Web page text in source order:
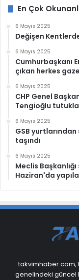
En Çok
6 Mayıs 2025
Değişen
6 Mayıs 2025
Cumhurbaşkanı
çıkan herkes
6 Mayıs 2025
CHP Genel
Tengioğlu
6 Mayıs 2025
GSB
taşındı
6 Mayıs 2025
Meclis
Haziran'da
takvimhaber.com,
genelindeki güncel